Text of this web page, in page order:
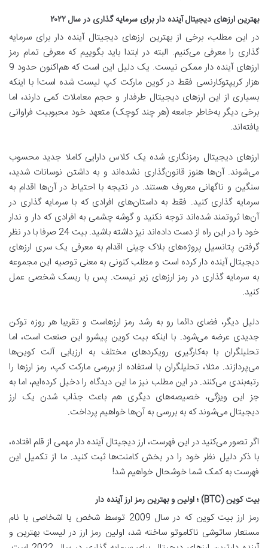
بهترین ارزهای دیجیتال آینده دار برای سرمایه گذاری در سال ۲۰۲۲
در این مطلب، برخی از بهترین ارزهای دیجیتال آینده دار برای سرمایه
گذاری را معرفی می‌کنیم. البته در ابتدا باید بگوییم که معرفی تمام رمز
ارزهای آینده دار ممکن نیست. یک دلیل این است که هم‌اکنون حدود 9
هزار کریپتوکارنسی فقط در کوین مارکت کپ لیست شده است! با اینکه
بسیاری از این ارزهای دیجیتال طرفدار و حجم معاملات کمی دارند، اما
برخی دیگر به‌خاطر جامعه (هر چند کوچک) متعهد خود محبوبیت فراوانی
یافته‌اند.
ارزهای دیجیتال رمزنگاری شده یک کلاس دارایی کاملا جدید محسوب
می‌شوند. آ‌ن‌ها هنوز قانون‌گذاری نشده‌اند و به داشتن نوسانات شدید،
سنگین و ناگهانی معروف هستند. در نتیجه با احتیاط در آن‌ها اقدام به
سرمایه گذاری کنید. فقط به داستان‌های افرادی که با سرمایه گذاری در
آن‌ها ثروتمند شده‌اند توجه نکنید و گوشه چشمی به افرادی که دار و ندار
خود را در این راه از دست داده‌اند نیز داشته باشید. بیت 24 صرفا با در نظر
گرفتن پتانسیل پروژه‌های بلاک چینی اقدام به معرفی یک سری ارزهای
دیجیتال آینده دار کرده است و مطلب کنونی به معنی توصیه این مجموعه
به سرمایه گذاری در رمز ارزهای زیر نیست. پس با ریسک شخصی عمل
کنید.
دلیل دیگر، فضای دائما رو به رشد رمز ارزهاست و تقریبا هر روزه توکن
جدیدی عرضه می‌شود. با اینکه بیت کوین پیشرو این صنعت است، اما
تحلیلگران با به‌کارگیری رویکردهای مختلف به ارزیابی آلت کوین‌ها
می‌پردازند. مثلا، تحلیلگران با استفاده از بررسی مارکت کپ، رمز ارزها را
رتبه‌بندی می‌کنند. در این مطلب نیز ما این دیدگاه را دخیل کرده‌ایم، اما به
جز این ویژگی، خصیصه‌های دیگری هم باعث جذاب شدن یک ارز
دیجیتال می‌شوند که به بررسی به آن‌ها خواهیم پرداخت.
اگر تصور می‌کنید در این فهرست، ارز دیجیتال آینده دار مهمی از قلم افتاده،
با ذکر دلیل نظر خود را در بخش کامنت‌ها ثبت کنید. ما از تکمیل این
فهرست به کمک شما خوشحال خواهیم شد!
بیت کوین (BTC) ؛ اولین و بهترین رمز ارز آینده دار
رمز ارز بیت کوین که در سال 2009 توسط شخص یا اشخاصی با نام
مستعار ساتوشی ناکاموتو ساخته شد، اولین رمز ارز در لیست بهترین و